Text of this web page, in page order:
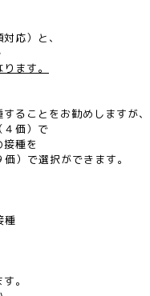
応）と、
ます。
ることをお勧めしますが、
４価）で
種を
）で選択ができます。
種
。